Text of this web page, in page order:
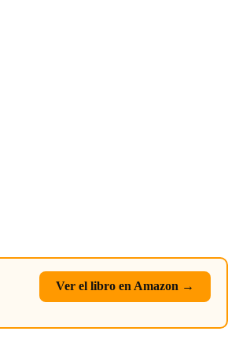
Ver el libro en Amazon →